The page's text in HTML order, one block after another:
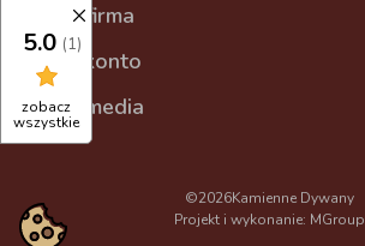
Nasza firma
Twoje konto
Social media
©2026Kamienne Dywany
Projekt i wykonanie: MGroup
5.0 (1)
zobacz
wszystkie